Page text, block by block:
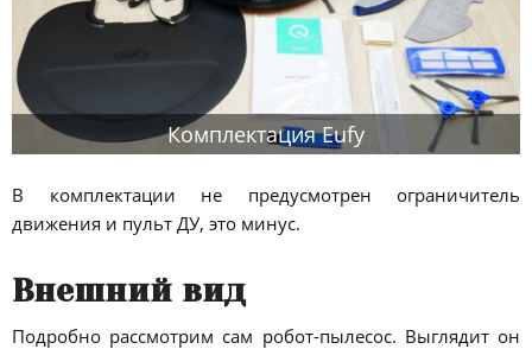
Комплектация Eufy
В комплектации не предусмотрен ограничитель
движения и пульт ДУ, это минус.
Внешний вид
Подробно рассмотрим сам робот-пылесос. Выглядит он